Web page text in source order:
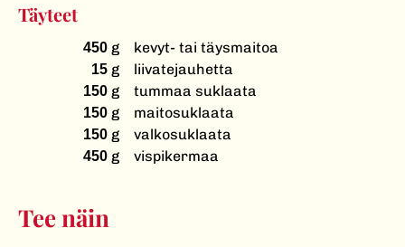
Täyteet
450 g kevyt- tai täysmaitoa
15 g liivatejauhetta
150 g tummaa suklaata
150 g maitosuklaata
150 g valkosuklaata
450 g vispikermaa
Tee näin